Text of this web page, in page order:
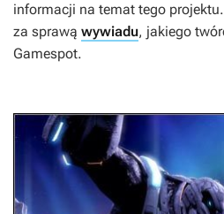
informacji na temat tego
za sprawą wywiadu, jakiego
Gamespot.